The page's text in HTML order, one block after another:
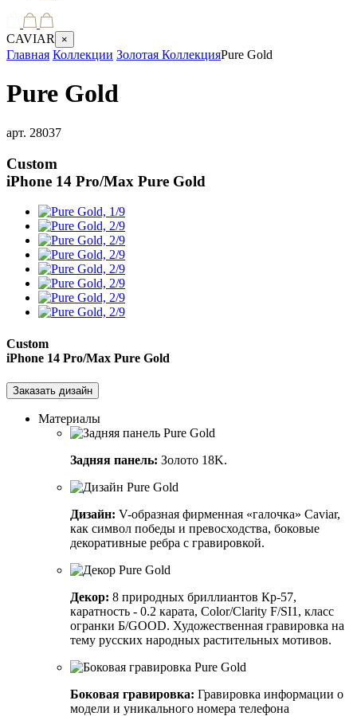
CAVIAR ×
Главная Коллекции Золотая КоллекцияPure Gold
Pure Gold
арт. 28037
Custom
iPhone 14 Pro/Max Pure Gold
Custom
iPhone 14 Pro/Max Pure Gold
Заказать дизайн
Материалы
Задняя панель: Золото 18K.
Дизайн: V-образная фирменная «галочка» Caviar,
как символ победы и превосходства, боковые
декоративные ребра с гравировкой.
Декор: 8 природных бриллиантов Кр-57,
каратность - 0.2 карата, Color/Clarity F/SI1, класс
огранки Б/GOOD. Художественная гравировка на
тему русских народных растительных мотивов.
Боковая гравировка: Гравировка информации о
модели и уникального номера телефона